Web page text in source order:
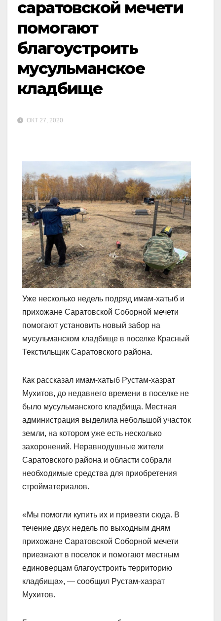
саратовской мечети
помогают
благоустроить
мусульманское
кладбище
ОКТ 27, 2020
Уже несколько недель подряд имам-хатыб и
прихожане Саратовской Соборной мечети
помогают установить новый забор на
мусульманском кладбище в поселке Красный
Текстильщик Саратовского района.
Как рассказал имам-хатыб Рустам-хазрат
Мухитов, до недавнего времени в поселке не
было мусульманского кладбища. Местная
администрация выделила небольшой участок
земли, на котором уже есть несколько
захоронений. Неравнодушные жители
Саратовского района и области собрали
необходимые средства для приобретения
стройматериалов.
«Мы помогли купить их и привезти сюда. В
течение двух недель по выходным дням
прихожане Саратовской Соборной мечети
приезжают в поселок и помогают местным
единоверцам благоустроить территорию
кладбища», — сообщил Рустам-хазрат
Мухитов.